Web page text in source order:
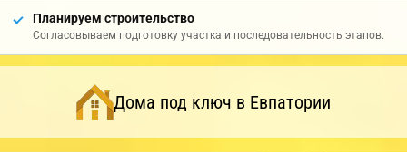
Планируем строительство
Согласовываем подготовку участка и последовательность этапов.
Дома под ключ в Евпатории